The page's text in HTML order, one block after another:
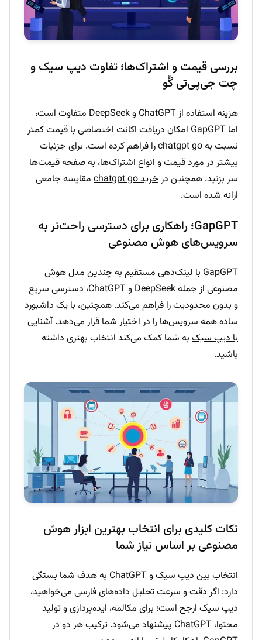
بررسی قیمت و اشتراک‌ها؛ تفاوت دیپ سیک و
چت جی‌پی‌تی گُو
هزینه استفاده از ChatGPT و DeepSeek متفاوت است،
اما GapGPT امکان دریافت اکانت اختصاصی با قیمت کمتر
نسبت به chatgpt go را فراهم کرده است. برای جزئیات
بیشتر در مورد قیمت و انواع اشتراک‌ها، بهصفحه قیمت‌ها
سر بزنید. همچنین درخرید chatgpt go
مقایسه جامعی
ارائه شده است.
GapGPT؛ راهکاری برای دسترسی راحت‌تر به
سرویس‌های هوش مصنوعی
GapGPT با لینک‌دهی مستقیم به چندین مدل هوش
مصنوعی از جمله DeepSeek و ChatGPT، دسترسی سریع
و بدون محدودیت را فراهم می‌کند. همچنین، با یک داشبورد
ساده همه سرویس‌ها را در اختیار شما قرار می‌دهد.آشنایی
با دیپ سیک به شما کمک می‌کند انتخاب بهتری داشته
باشید.
نکات کلیدی برای انتخاب بهترین ابزار هوش
مصنوعی بر اساس نیاز شما
انتخاب بین دیپ سیک و ChatGPT به هدف شما بستگی
دارد: اگر دقت و سرعت تحلیل داده‌های فارسی می‌خواهید،
دیپ سیک ارجح است؛ برای مکالمه، ایده‌پردازی و تولید
محتوا، ChatGPT پیشنهاد می‌شود. ترکیب هر دو در